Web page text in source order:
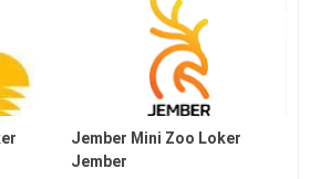
Jember Mini Zoo Loker
Jember